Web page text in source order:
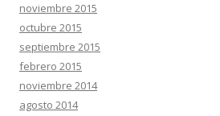
noviembre 2015
octubre 2015
septiembre 2015
febrero 2015
noviembre 2014
agosto 2014